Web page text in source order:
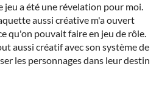
jeu a été une révelation pour moi.
aussi créative m'a ouvert
qu'on pouvait faire en jeu de rôle.
aussi créatif avec son système de
les personnages dans leur destin